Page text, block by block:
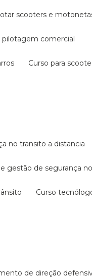
scooters e
pilotagem comercial
curso para
no transito a distancia
gestão de segurança
curso
de direção